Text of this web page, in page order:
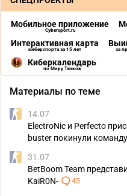
Мобильное приложение
Cybersport.ru
Интерактивная карта
киберспорта за 15 лет за
Киберкалендарь
по Миру Танков
Материалы по теме
14.07
ElectroNic и Perfecto
buster покинули команду
31.07
BetBoom Team
KaiR0N-
45